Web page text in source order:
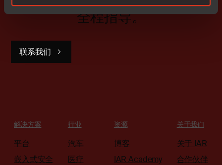
全程指导。
联系我们
解决方案
平台
嵌入式安全
行业
汽车
医疗
资源
博客
IAR Academy
关于我们
关于 IAR
合作伙伴